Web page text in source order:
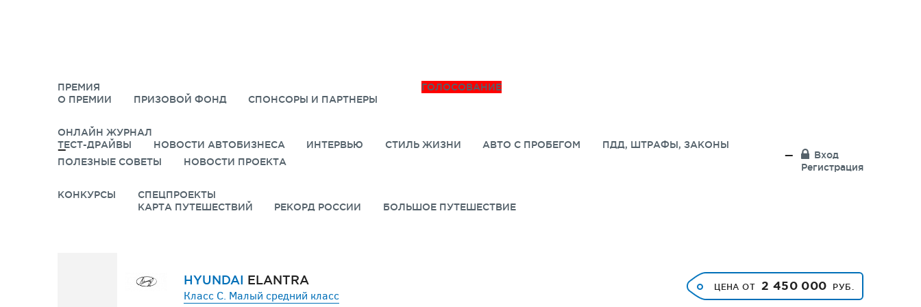
ПРЕМИЯ
О ПРЕМИИ
ПРИЗОВОЙ ФОНД СПОНСОРЫ И ПАРТНЕРЫ
ГОЛОСОВАНИЕ
ОНЛАЙН ЖУРНАЛ
ТЕСТ-ДРАЙВЫ
НОВОСТИ АВТОБИЗНЕСА ИНТЕРВЬЮ СТИЛЬ ЖИЗНИ АВТО С ПРОБЕГОМ
ПДД, ШТРАФЫ, ЗАКОНЫ
ПОЛЕЗНЫЕ СОВЕТЫ
НОВОСТИ ПРОЕКТА
КОНКУРСЫ
СПЕЦПРОЕКТЫ
КАРТА ПУТЕШЕСТВИЙ
РЕКОРД РОССИИ БОЛЬШОЕ ПУТЕШЕСТВИЕ
Вход
Регистрация
HYUNDAI ELANTRA
Класс C. Малый средний класс
ЦЕНА ОТ 2 450 000 РУБ.